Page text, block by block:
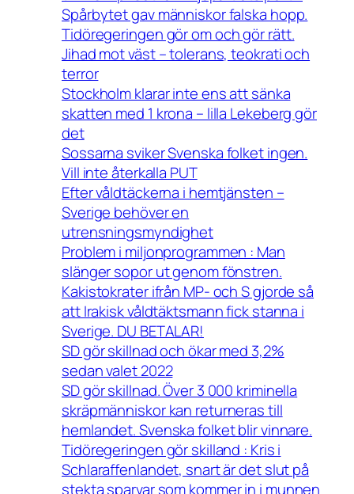
Spårbytet gav människor falska hopp.
Tidöregeringen gör om och gör rätt.
Jihad mot väst – tolerans, teokrati och
terror
Stockholm klarar inte ens att sänka
skatten med 1 krona – lilla Lekeberg gör
det
Sossarna sviker Svenska folket ingen.
Vill inte återkalla PUT
Efter våldtäckerna i hemtjänsten –
Sverige behöver en
utrensningsmyndighet
Problem i miljonprogrammen : Man
slänger sopor ut genom fönstren.
Kakistokrater ifrån MP- och S gjorde så
att Irakisk våldtäktsmann fick stanna i
Sverige. DU BETALAR!
SD gör skillnad och ökar med 3,2%
sedan valet 2022
SD gör skillnad. Över 3 000 kriminella
skräpmänniskor kan returneras till
hemlandet. Svenska folket blir vinnare.
Tidöregeringen gör skilland : Kris i
Schlaraffenlandet, snart är det slut på
stekta sparvar som kommer in i munnen